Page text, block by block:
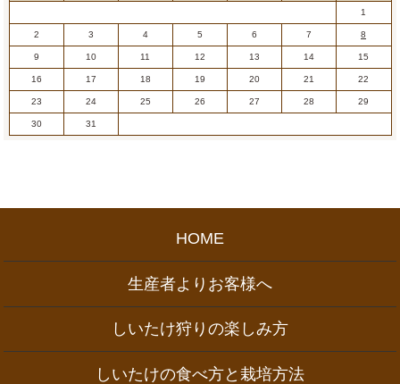
1
2 3 4 5 6 7 8
9 10 11 12 13 14 15
16 17 18 19 20 21 22
23 24 25 26 27 28 29
30 31
HOME
生産者よりお客様へ
しいたけ狩りの楽しみ方
しいたけの食べ方と栽培方法